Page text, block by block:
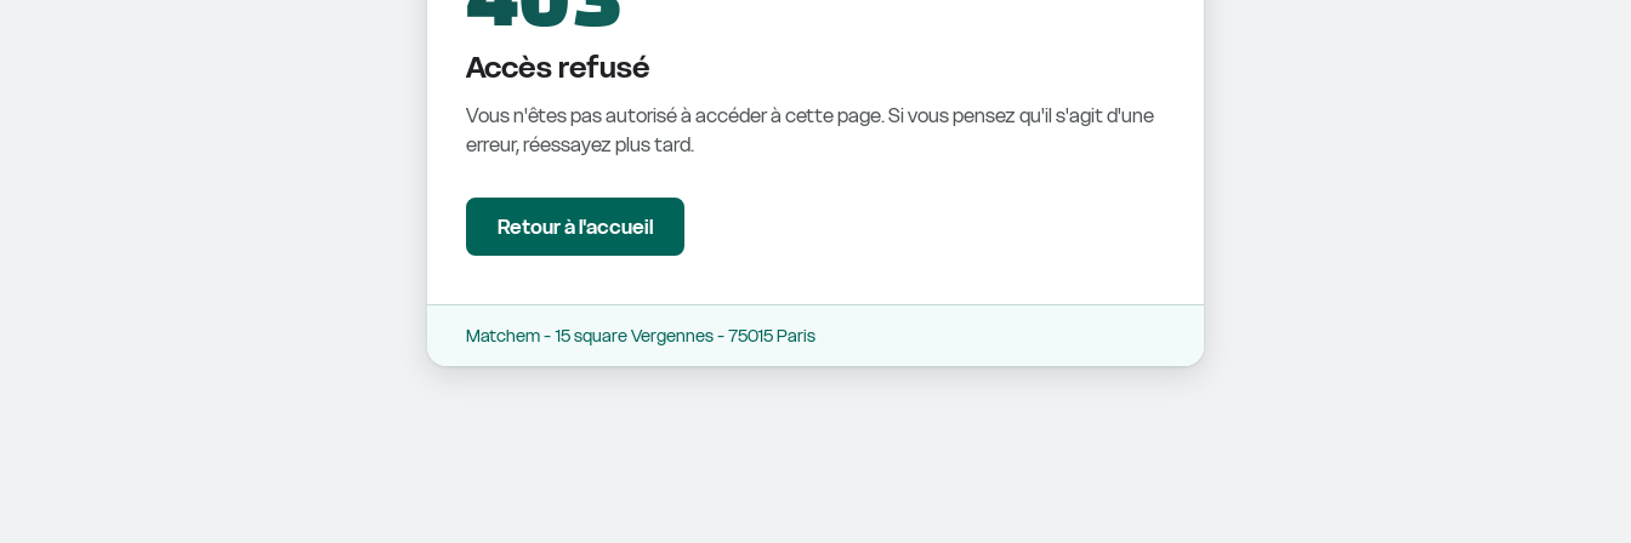
Accès refusé
Vous n'êtes pas autorisé à accéder à cette page. Si vous pensez qu'il s'agit d'une
erreur, réessayez plus tard.
Retour à l'accueil
Matchem - 15 square Vergennes - 75015 Paris